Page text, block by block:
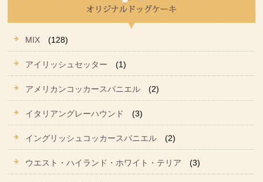
MIX (128)
アイリッシュセッター (1)
アメリカンコッカースパニエル (2)
イタリアングレーハウンド (3)
イングリッシュコッカースパニエル (2)
ウエスト・ハイランド・ホワイト・テリア (3)